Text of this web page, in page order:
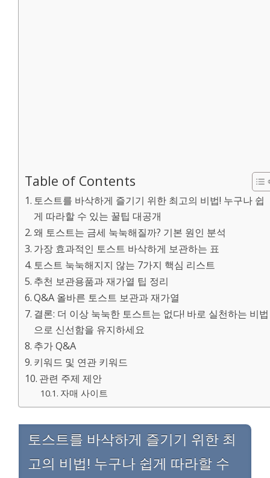
Table of Contents
토스트를 바삭하게 즐기기 위한 최고의 비법! 누구나 쉽
게 따라할 수 있는 꿀팁 대공개
왜 토스트는 금세 눅눅해질까? 기본 원인 분석
가장 효과적인 토스트 바삭하게 보관하는 표
토스트 눅눅해지지 않는 7가지 핵심 리스트
추천 보관용품과 재가열 팁 정리
Q&A 올바른 토스트 보관과 재가열
결론: 더 이상 눅눅한 토스트는 없다! 바로 실천하는 비법
으로 신선함을 유지하세요
추가 Q&A
키워드 및 연관 키워드
관련 주제 제안
자매 사이트
토스트를 바삭하게 즐기기 위한 최
고의 비법! 누구나 쉽게 따라할 수